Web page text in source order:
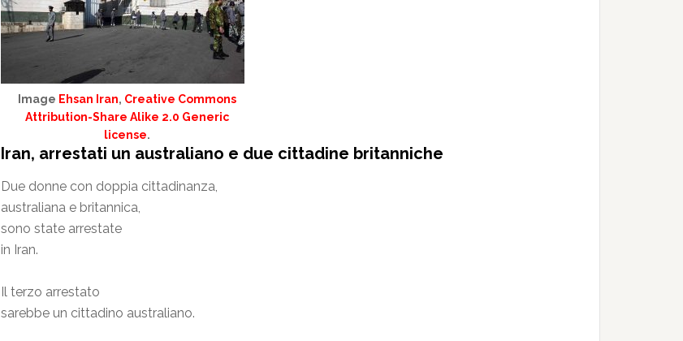
Image Ehsan Iran, Creative Commons
Attribution-Share Alike 2.0 Generic
license.
Iran, arrestati un australiano e due cittadine britanniche
Due donne con doppia cittadinanza,
australiana e britannica,
sono state arrestate
in Iran.
Il terzo arrestato
sarebbe un cittadino australiano.